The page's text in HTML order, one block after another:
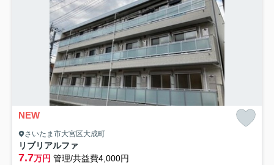
NEW
さいたま市大宮区大成町
リブリアルファ
7.7万円 管理/共益費4,000円